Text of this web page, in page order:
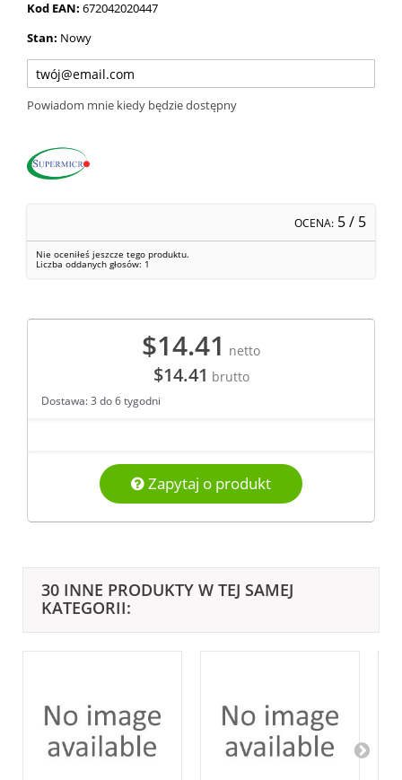
Kod EAN: 672042020447
Stan: Nowy
Powiadom mnie kiedy będzie dostępny
OCENA: 5/ 5
Nie oceniłeś jeszcze tego produktu.
Liczba oddanych głosów: 1
$14.41 netto
$14.41 brutto
Dostawa: 3 do 6 tygodni
Zapytaj o produkt
30 INNE PRODUKTY W TEJ SAMEJ
KATEGORII: